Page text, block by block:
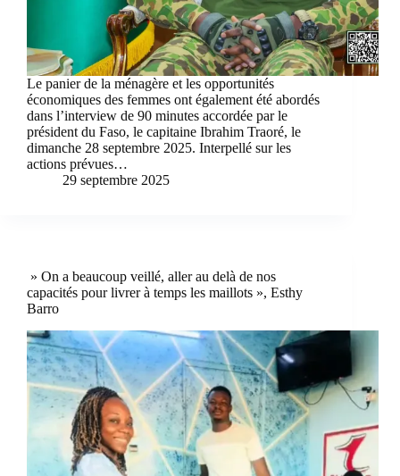
Le panier de la ménagère et les opportunités
économiques des femmes ont également été abordés
dans l’interview de 90 minutes accordée par le
président du Faso, le capitaine Ibrahim Traoré, le
dimanche 28 septembre 2025. Interpellé sur les
actions prévues…
29 septembre 2025
» On a beaucoup veillé, aller au delà de nos
capacités pour livrer à temps les maillots », Esthy
Barro